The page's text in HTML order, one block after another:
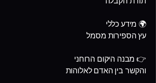
🌍 מידע כללי
עץ הספירות מסמל
👉 מבנה היקום הרוחני
והקשר בין האדם לאלוהות